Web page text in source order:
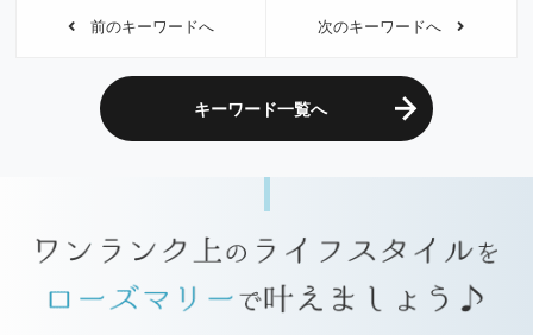
前のキーワードへ 次のキーワードへ
キーワード一覧へ